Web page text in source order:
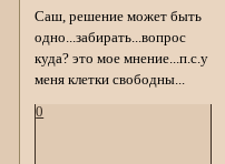
Саш, решение может быть
одно...забирать...вопрос
куда? это мое мнение...п.с.у
меня клетки свободны...
0